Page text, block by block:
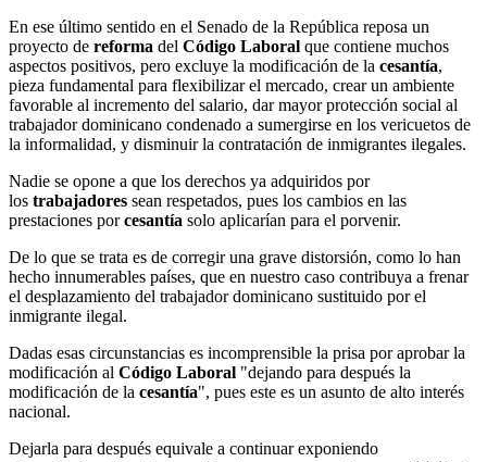
En ese último sentido en el Senado de la República reposa un
proyecto de reforma del Código Laboral que contiene muchos
aspectos positivos, pero excluye la modificación de la cesantía,
pieza fundamental para flexibilizar el mercado, crear un ambiente
favorable al incremento del salario, dar mayor protección social al
trabajador dominicano condenado a sumergirse en los vericuetos de
la informalidad, y disminuir la contratación de inmigrantes ilegales.
Nadie se opone a que los derechos ya adquiridos por
los trabajadores sean respetados, pues los cambios en las
prestaciones porcesantía solo aplicarían para el porvenir.
De lo que se trata es de corregir una grave distorsión, como lo han
hecho innumerables países, que en nuestro caso contribuya a frenar
el desplazamiento del trabajador dominicano sustituido por el
inmigrante ilegal.
Dadas esas circunstancias es incomprensible la prisa por aprobar la
modificación al Código Laboral "dejando para después la
modificación de la cesantía", pues este es un asunto de alto interés
nacional.
Dejarla para después equivale a continuar exponiendo